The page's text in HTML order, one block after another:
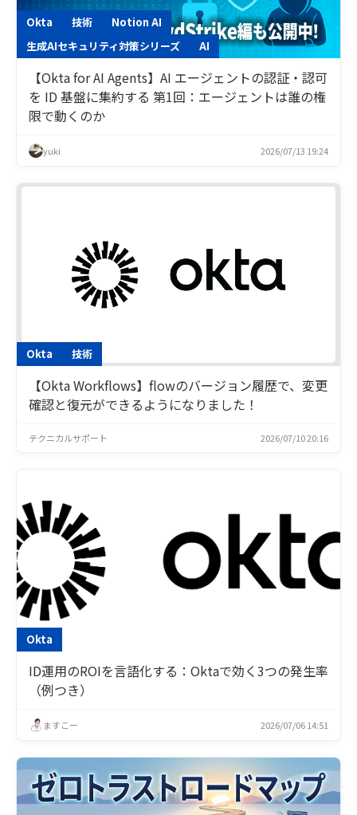
Okta 技術
Notion AI
生成AIセキュリティ対策シリーズ
AI
【Okta for AI Agents】AI エージェントの認証・認可
を ID 基盤に集約する 第1回：エージェントは誰の権
限で動くのか
yuki 2026/07/13 19:24
Okta 技術
【Okta Workflows】flowのバージョン履歴で、変更
確認と復元ができるようになりました！
テクニカルサポート 2026/07/10 20:16
Okta
ID運用のROIを言語化する：Oktaで効く3つの発生率
（例つき）
ますこー 2026/07/06 14:51